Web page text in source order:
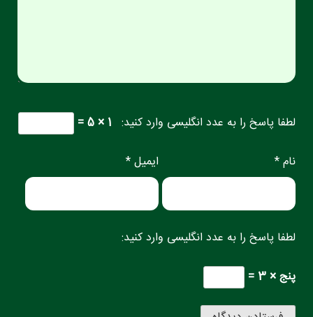
لطفا پاسخ را به عدد انگلیسی وارد کنید: 1 × 5 =
نام * ایمیل *
لطفا پاسخ را به عدد انگلیسی وارد کنید:
پنج × 3 =